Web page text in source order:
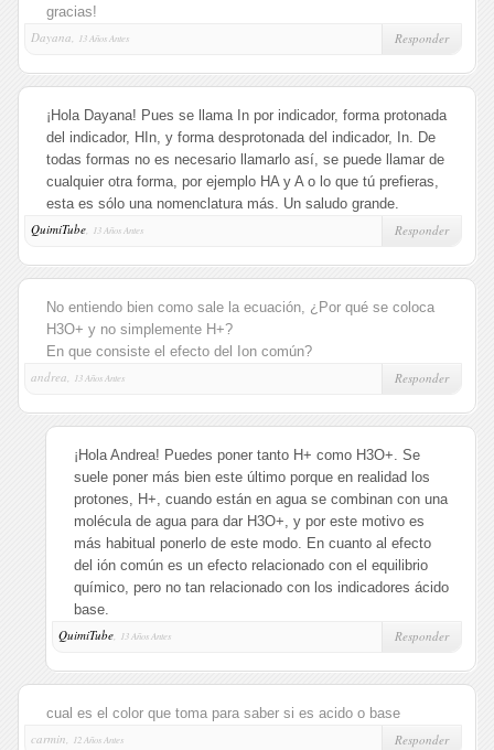
gracias!
Dayana, 13 Años Antes Responder
¡Hola Dayana! Pues se llama In por indicador, forma protonada
del indicador, HIn, y forma desprotonada del indicador, In. De
todas formas no es necesario llamarlo así, se puede llamar de
cualquier otra forma, por ejemplo HA y A o lo que tú prefieras,
esta es sólo una nomenclatura más. Un saludo grande.
QuimiTube, 13 Años Antes Responder
No entiendo bien como sale la ecuación, ¿Por qué se coloca
H3O+ y no simplemente H+?
En que consiste el efecto del Ion común?
andrea, 13 Años Antes Responder
¡Hola Andrea! Puedes poner tanto H+ como H3O+. Se
suele poner más bien este último porque en realidad los
protones, H+, cuando están en agua se combinan con una
molécula de agua para dar H3O+, y por este motivo es
más habitual ponerlo de este modo. En cuanto al efecto
del ión común es un efecto relacionado con el equilibrio
químico, pero no tan relacionado con los indicadores ácido
base.
QuimiTube, 13 Años Antes Responder
cual es el color que toma para saber si es acido o base
carmin, 12 Años Antes Responder